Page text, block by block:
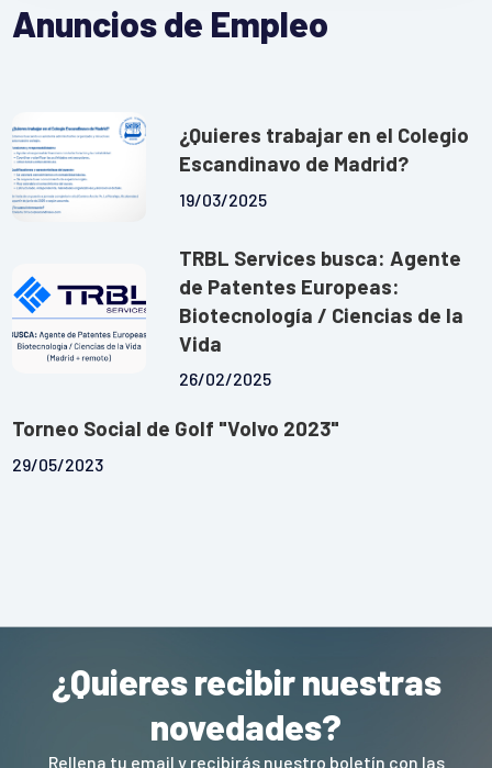
Anuncios de Empleo
¿Quieres trabajar en el Colegio
Escandinavo de Madrid?
19/03/2025
TRBL Services busca: Agente
de Patentes Europeas:
Biotecnología / Ciencias de la
Vida
26/02/2025
Torneo Social de Golf "Volvo 2023"
29/05/2023
¿Quieres recibir nuestras
novedades?
Rellena tu email y recibirás nuestro boletín con las